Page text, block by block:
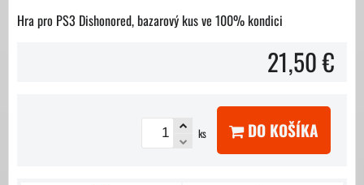
Hra pro PS3 Dishonored, bazarový kus ve 100% kondici
21,50 €
ks DO KOŠÍKA